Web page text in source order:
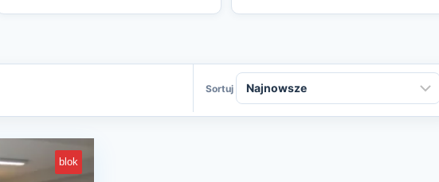
Sortuj
blok